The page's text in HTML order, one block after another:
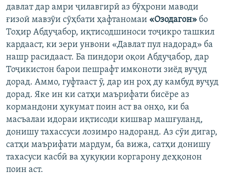
давлат дар амри ҷилавгирӣ аз бӯҳрони маводи
ғизоӣ мавзӯи сӯҳбати ҳафтаномаи «Озодагон» бо
Тоҳир Абдуҷабор, иқтисодшиноси тоҷикро ташкил
кардааст, ки зери унвони «Давлат пул надорад» ба
нашр расидааст. Ба пиндори оқои Абдуҷабор, дар
Тоҷикистон барои пешрафт имконоти зиёд вуҷуд
дорад. Аммо, гуфтааст ӯ, дар ин роҳ ду камбуд вуҷуд
дорад. Яке ин ки сатҳи маърифати бисёре аз
кормандони ҳукумат поин аст ва онҳо, ки ба
масъалаи идораи иқтисоди кишвар машғуланд,
донишу тахассуси лозимро надоранд. Аз сӯи дигар,
сатҳи маърифати мардум, ба вижа, сатҳи донишу
тахасуси касбӣ ва ҳуқуқии коргарону деҳқонон
поин аст.